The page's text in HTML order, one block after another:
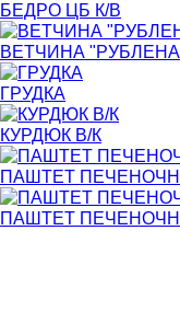
БЕДРО ЦБ К/В
ВЕТЧИНА
ГРУДКА
КУРДЮК В/К
ПАШТЕТ
ПАШТЕТ